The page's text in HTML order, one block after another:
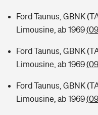
Ford Taunus, GBNK
Limousine, ab 1969
Ford Taunus, GBNK
Limousine, ab 1969
Ford Taunus, GBNK
Limousine, ab 1969